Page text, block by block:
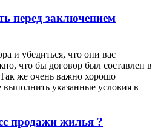
перед заключением
и убедиться, что они вас
что бы договор был составлен в
Так же очень важно хорошо
указанные условия в
продажи жилья ?